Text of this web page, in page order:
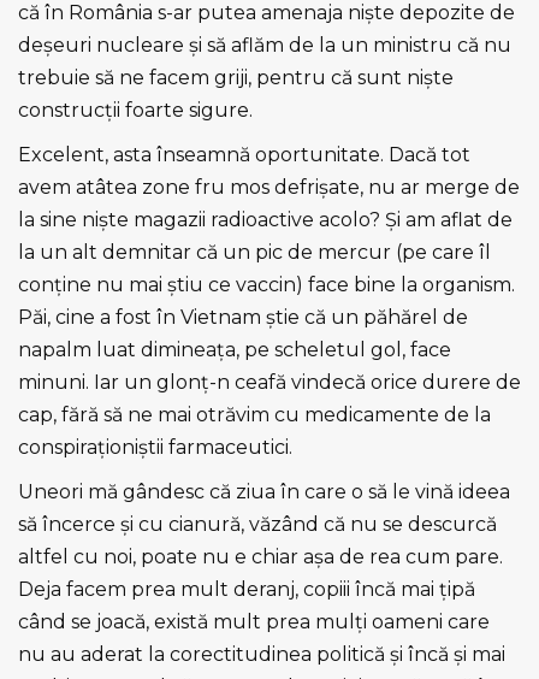
că în România s-ar putea amenaja nişte depozite de
deşeuri nucleare şi să aflăm de la un ministru că nu
trebuie să ne facem griji, pentru că sunt nişte
construcţii foarte sigure.
Excelent, asta înseamnă oportunitate. Dacă tot
avem atâtea zone fru mos defrişate, nu ar merge de
la sine nişte magazii radioactive acolo? Şi am aflat de
la un alt demnitar că un pic de mercur (pe care îl
conţine nu mai ştiu ce vaccin) face bine la organism.
Păi, cine a fost în Vietnam ştie că un păhărel de
napalm luat dimineaţa, pe scheletul gol, face
minuni. Iar un glonţ-n ceafă vindecă orice durere de
cap, fără să ne mai otrăvim cu medicamente de la
conspiraţioniştii farmaceutici.
Uneori mă gândesc că ziua în care o să le vină ideea
să încerce şi cu cianură, văzând că nu se descurcă
altfel cu noi, poate nu e chiar aşa de rea cum pare.
Deja facem prea mult deranj, copiii încă mai ţipă
când se joacă, există mult prea mulţi oameni care
nu au aderat la corectitudinea politică şi încă şi mai